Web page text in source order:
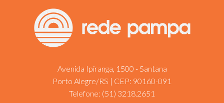
Avenida Ipiranga, 1500 - Santana
Porto Alegre/RS | CEP: 90160-091
Telefone: (51) 3218.2651